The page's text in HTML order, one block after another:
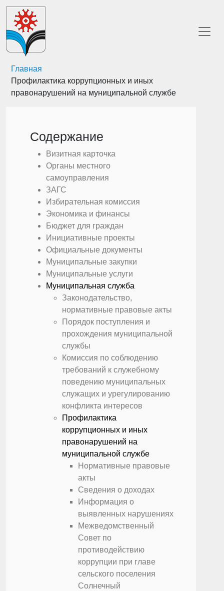
Главная
Профилактика коррупционных и иных
правонарушений на муниципальной службе
Содержание
Визитная карточка
Органы местного
самоуправления
ЗАГС
Избирательная комиссия
Экономика и финансы
Бюджет для граждан
Инициативные проекты
Официальные документы
Муниципальные закупки
Муниципальные услуги
Муниципальная служба
Законодательство,
нормативные правовые акты
Порядок поступления и
прохождения муниципальной
службы
Комиссия по соблюдению
требований к служебному
поведению муниципальных
служащих и урегулированию
конфликта интересов
Профилактика
коррупционных и иных
правонарушений на
муниципальной службе
Нормативные правовые
акты
Сведения о доходах
Информация о
выявленных нарушениях
Межведомственный
Совет по
противодействию
коррупции при главе
сельского поселения
Солнечный